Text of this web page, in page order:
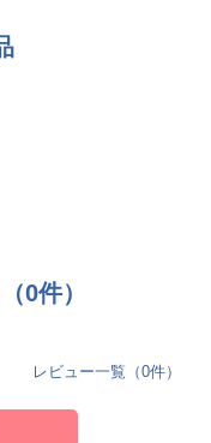
0件）
レビュー一覧（0件）